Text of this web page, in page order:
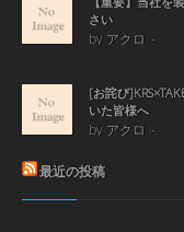
さい
by アクロ
[お詫び
いた皆様へ
by アクロ
最近の投稿